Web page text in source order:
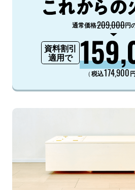
通常価格209,000円
資料割引
適用で
（税込174,900円